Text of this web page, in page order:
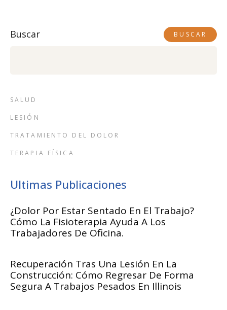
Buscar BUSCAR
SALUD
LESIÓN
TRATAMIENTO DEL DOLOR
TERAPIA FÍSICA
Ultimas Publicaciones
¿Dolor Por Estar Sentado En El Trabajo?
Cómo La Fisioterapia Ayuda A Los
Trabajadores De Oficina.
Recuperación Tras Una Lesión En La
Construcción: Cómo Regresar De Forma
Segura A Trabajos Pesados En Illinois